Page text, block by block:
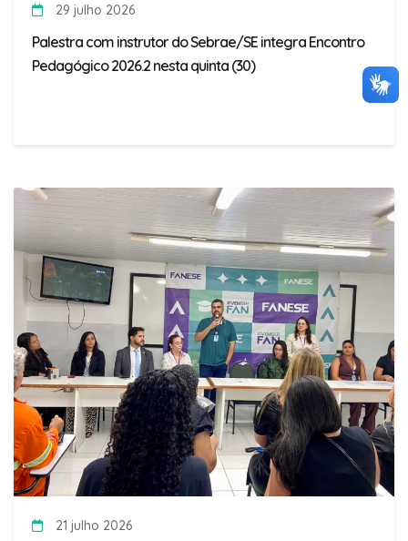
29 julho 2026
Palestra com instrutor do Sebrae/SE integra Encontro
Pedagógico 2026.2 nesta quinta (30)
21 julho 2026